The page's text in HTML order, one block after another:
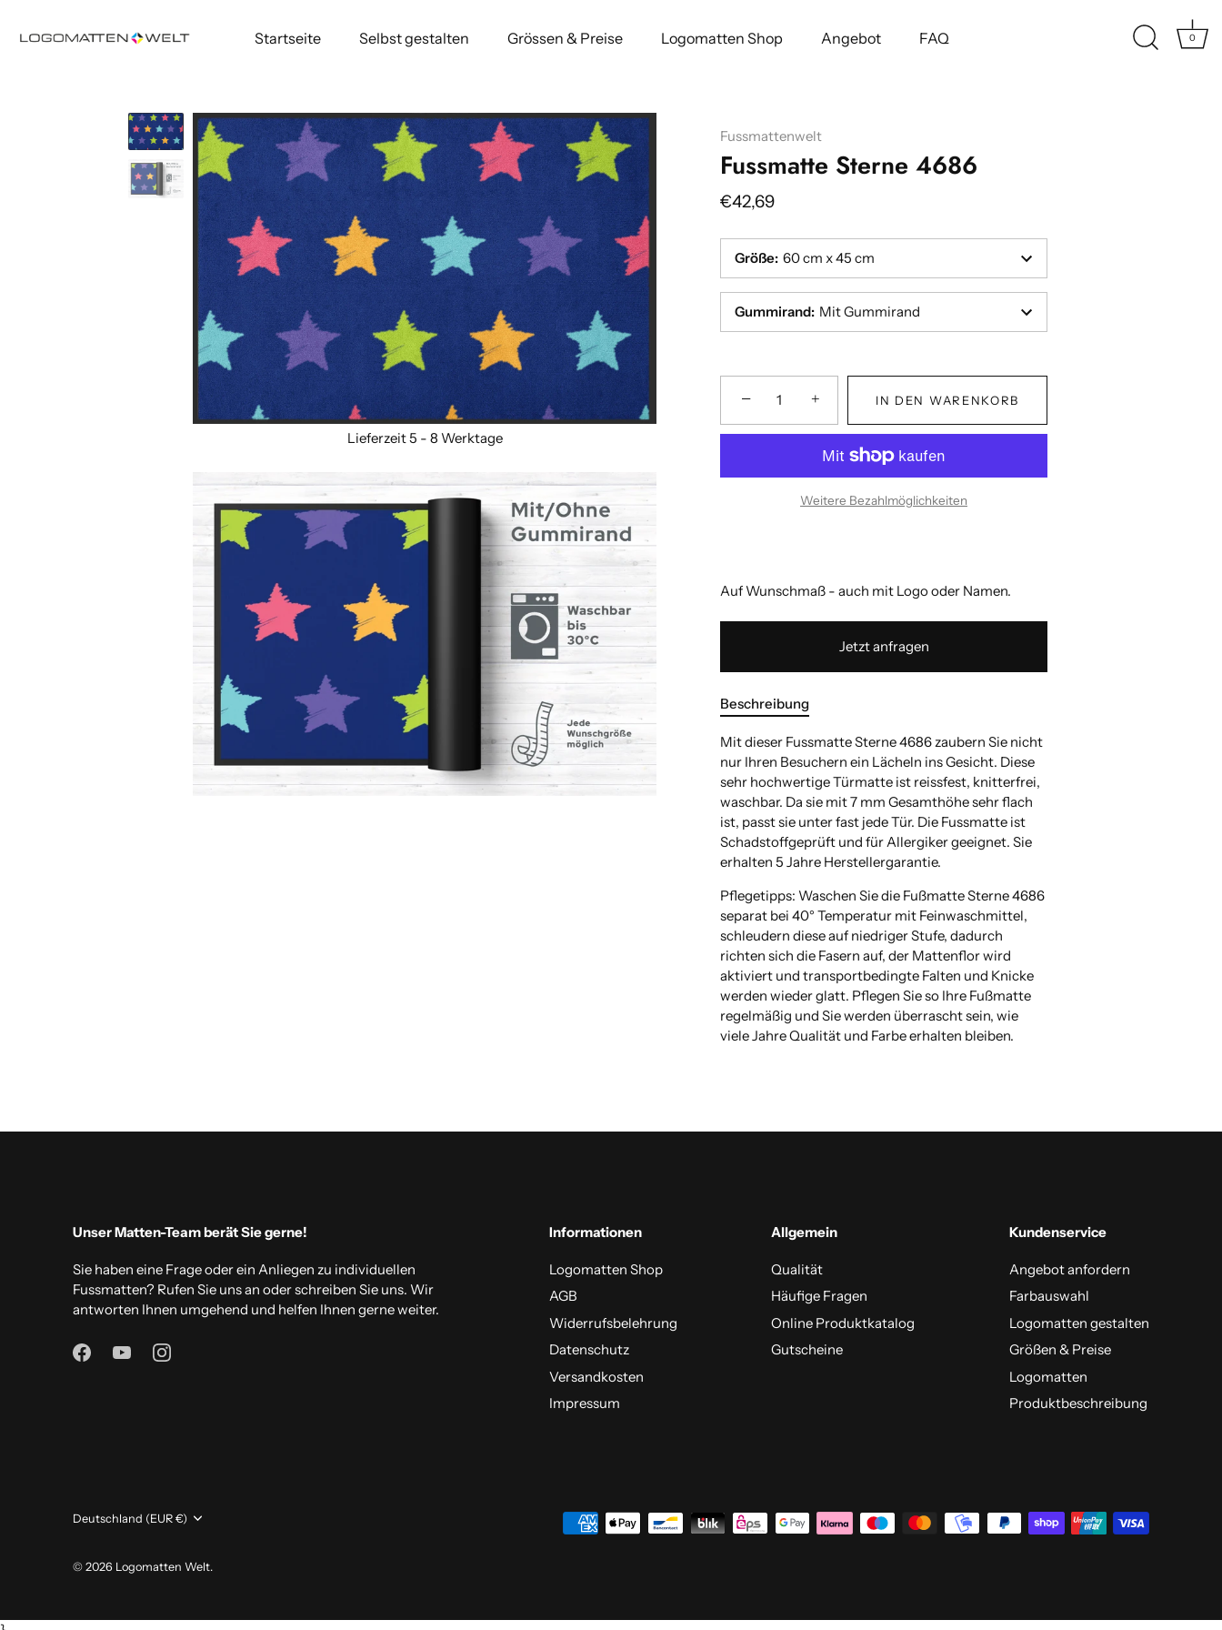
Startseite Selbst gestalten Grössen & Preise Logomatten Shop Angebot FAQ 0
Fussmattenwelt
Fussmatte Sterne 4686
€42,69
Größe: 60 cm x 45 cm
Gummirand: Mit Gummirand
− + IN DEN WARENKORB
Weitere Bezahlmöglichkeiten
Auf Wunschmaß - auch mit Logo oder Namen.
Jetzt anfragen
Beschreibung
Mit dieser Fussmatte Sterne 4686 zaubern Sie nicht
nur Ihren Besuchern ein Lächeln ins Gesicht. Diese
sehr hochwertige Türmatte ist reissfest, knitterfrei,
waschbar. Da sie mit 7 mm Gesamthöhe sehr flach
ist, passt sie unter fast jede Tür. Die Fussmatte ist
Schadstoffgeprüft und für Allergiker geeignet. Sie
erhalten 5 Jahre Herstellergarantie.
Pflegetipps: Waschen Sie die Fußmatte Sterne 4686
separat bei 40° Temperatur mit Feinwaschmittel,
schleudern diese auf niedriger Stufe, dadurch
richten sich die Fasern auf, der Mattenflor wird
aktiviert und transportbedingte Falten und Knicke
werden wieder glatt. Pflegen Sie so Ihre Fußmatte
regelmäßig und Sie werden überrascht sein, wie
viele Jahre Qualität und Farbe erhalten bleiben.
Unser Matten-Team berät Sie gerne!
Sie haben eine Frage oder ein Anliegen zu individuellen
Fussmatten? Rufen Sie uns an oder schreiben Sie uns. Wir
antworten Ihnen umgehend und helfen Ihnen gerne weiter.
Informationen
Logomatten Shop
AGB
Widerrufsbelehrung
Datenschutz
Versandkosten
Impressum
Allgemein
Qualität
Häufige Fragen
Online Produktkatalog
Gutscheine
Kundenservice
Angebot anfordern
Farbauswahl
Logomatten gestalten
Größen & Preise
Logomatten
Produktbeschreibung
Währung
Deutschland (EUR €)
© 2026 Logomatten Welt.